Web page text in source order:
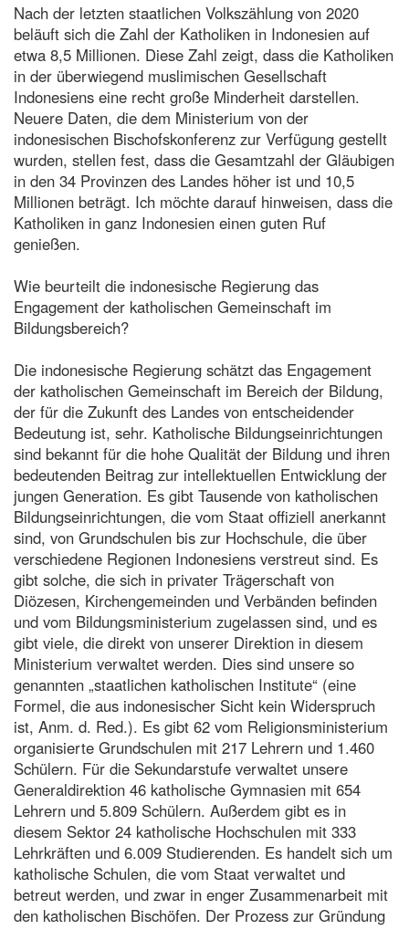
Nach der letzten staatlichen Volkszählung von 2020
beläuft sich die Zahl der Katholiken in Indonesien auf
etwa 8,5 Millionen. Diese Zahl zeigt, dass die Katholiken
in der überwiegend muslimischen Gesellschaft
Indonesiens eine recht große Minderheit darstellen.
Neuere Daten, die dem Ministerium von der
indonesischen Bischofskonferenz zur Verfügung gestellt
wurden, stellen fest, dass die Gesamtzahl der Gläubigen
in den 34 Provinzen des Landes höher ist und 10,5
Millionen beträgt. Ich möchte darauf hinweisen, dass die
Katholiken in ganz Indonesien einen guten Ruf
genießen.
Wie beurteilt die indonesische Regierung das
Engagement der katholischen Gemeinschaft im
Bildungsbereich?
Die indonesische Regierung schätzt das Engagement
der katholischen Gemeinschaft im Bereich der Bildung,
der für die Zukunft des Landes von entscheidender
Bedeutung ist, sehr. Katholische Bildungseinrichtungen
sind bekannt für die hohe Qualität der Bildung und ihren
bedeutenden Beitrag zur intellektuellen Entwicklung der
jungen Generation. Es gibt Tausende von katholischen
Bildungseinrichtungen, die vom Staat offiziell anerkannt
sind, von Grundschulen bis zur Hochschule, die über
verschiedene Regionen Indonesiens verstreut sind. Es
gibt solche, die sich in privater Trägerschaft von
Diözesen, Kirchengemeinden und Verbänden befinden
und vom Bildungsministerium zugelassen sind, und es
gibt viele, die direkt von unserer Direktion in diesem
Ministerium verwaltet werden. Dies sind unsere so
genannten „staatlichen katholischen Institute“ (eine
Formel, die aus indonesischer Sicht kein Widerspruch
ist, Anm. d. Red.). Es gibt 62 vom Religionsministerium
organisierte Grundschulen mit 217 Lehrern und 1.460
Schülern. Für die Sekundarstufe verwaltet unsere
Generaldirektion 46 katholische Gymnasien mit 654
Lehrern und 5.809 Schülern. Außerdem gibt es in
diesem Sektor 24 katholische Hochschulen mit 333
Lehrkräften und 6.009 Studierenden. Es handelt sich um
katholische Schulen, die vom Staat verwaltet und
betreut werden, und zwar in enger Zusammenarbeit mit
den katholischen Bischöfen. Der Prozess zur Gründung